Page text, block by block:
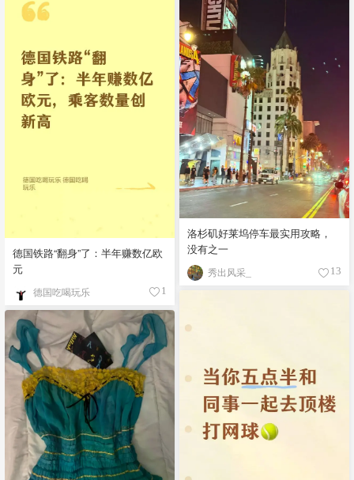
德国铁路“翻身”了：半年赚数亿欧
元
德国吃喝玩乐 1
洛杉矶好莱坞停车最实用攻略，
没有之一
秀出风采_ 13